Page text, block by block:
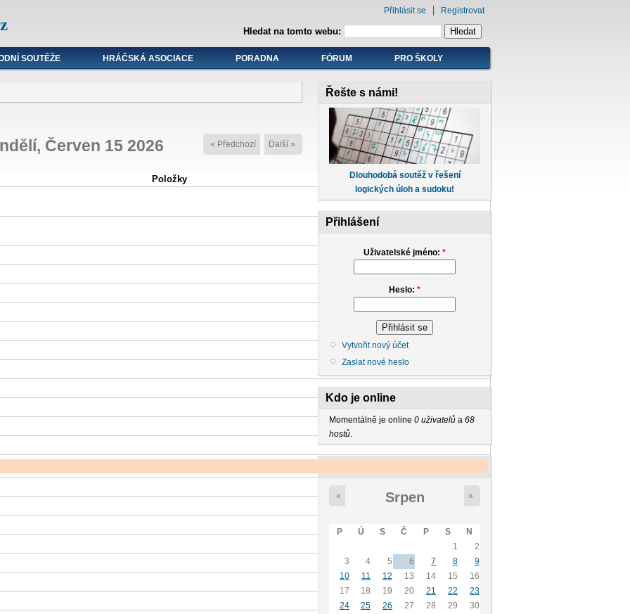
Hledat na tomto webu:
Přihlásit se Registrovat
SOUTĚŽE HRÁČSKÁ ASOCIACE PORADNA FÓRUM PRO ŠKOLY
« Předchozí
Červen 15 2026 Další »
Položky
Řešte s námi!
Dlouhodobá soutěž v řešení
logických úloh a sudoku!
Přihlášení
Uživatelské jméno: *
Heslo: *
Vytvořit nový účet
Zaslat nové heslo
Kdo je online
Momentálně je online 0 uživatelů a 68
hostů.
« Srpen »
P Ú S Č P S
N
1
2
3
4 5 6 7 8
9
10
11 12 13 14 15
16
17
18 19 20 21 22
23
24
25 26 27 28 29
30